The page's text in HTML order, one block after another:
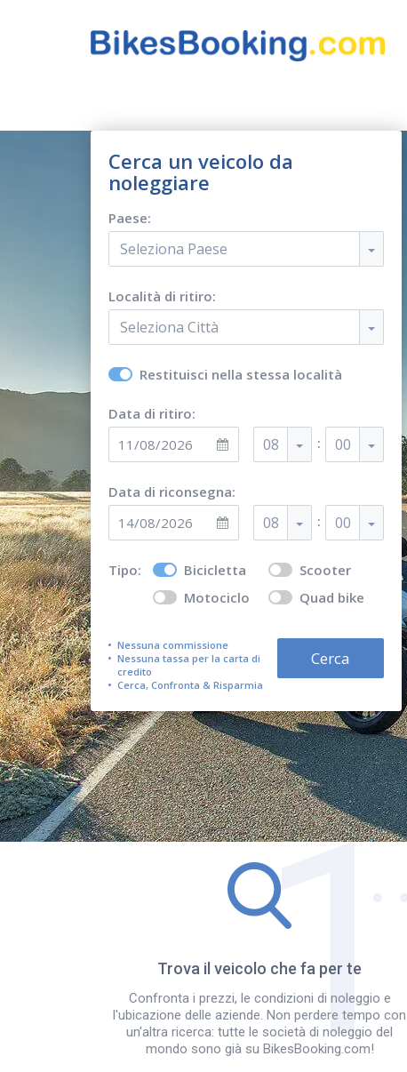
Cerca un veicolo da
noleggiare
Paese:
Seleziona Paese
Località di ritiro:
Seleziona Città
Restituisci nella stessa località
Data di ritiro:
08 : 00
Data di riconsegna:
08 : 00
Tipo: Bicicletta
Scooter
Motociclo
Quad bike
Nessuna commissione
Nessuna tassa per la carta di
credito
Cerca, Confronta & Risparmia
Cerca
Trova il veicolo che fa per te
Confronta i prezzi, le condizioni di noleggio e
l'ubicazione delle aziende. Non perdere tempo con
un'altra ricerca: tutte le società di noleggio del
mondo sono già su BikesBooking.com!